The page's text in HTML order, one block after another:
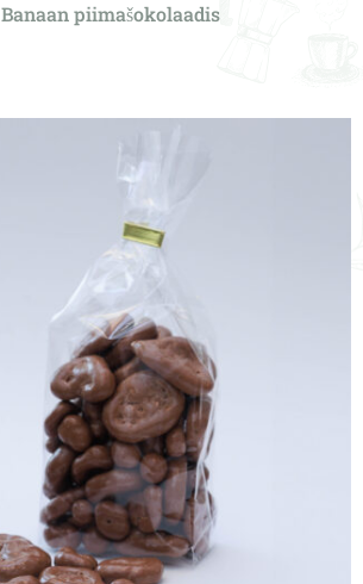
Banaan piimašokolaadis